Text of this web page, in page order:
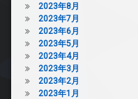
2023年8月
2023年7月
2023年6月
2023年5月
2023年4月
2023年3月
2023年2月
2023年1月